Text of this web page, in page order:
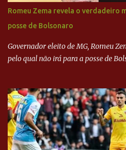
diretamente com o paulista.
dinheiro da Odebrecht bancou a
mais... A Lava Jato chega ao PSDB |
Romeu Zema revela o verdadeiro
posse de Bolsonaro
Governador eleito de MG, Romeu
pelo qual não irá para a posse de